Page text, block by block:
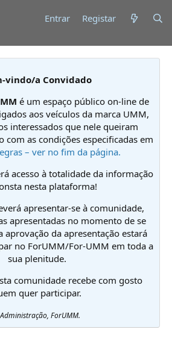
Entrar Registar
vindo/a Convidado
é um espaço público on-line de
aos veículos da marca UMM,
interessados que nele queiram
com as condições especificadas em
– ver no fim da página.
acesso à totalidade da informação
nesta plataforma!
apresentar-se à comunidade,
apresentadas no momento de se
aprovação da apresentação estará
no ForUMM/For-UMM em toda a
sua plenitude.
comunidade recebe com gosto
quer participar.
ForUMM.